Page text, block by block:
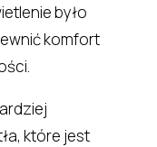
było
komfort
które jest